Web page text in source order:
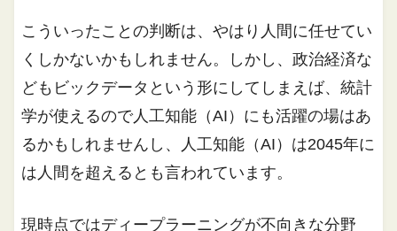
こういったことの判断は、やはり人間に任せてい
くしかないかもしれません。しかし、政治経済な
どもビックデータという形にしてしまえば、統計
学が使えるので人工知能（AI）にも活躍の場はあ
るかもしれませんし、人工知能（AI）は2045年に
は人間を超えるとも言われています。
現時点ではディープラーニングが不向きな分野